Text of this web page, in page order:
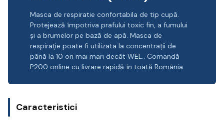
Masca de respiratie confortabila de tip cupă.
Protejează împotriva prafului toxic fin, a fumului
și a brumelor pe bază de apă. Masca de
respirație poate fi utilizata la concentrații de
până la 10 ori mai mari decât WEL.. Comandă
P200 online cu livrare rapidă în toată România.
Caracteristici